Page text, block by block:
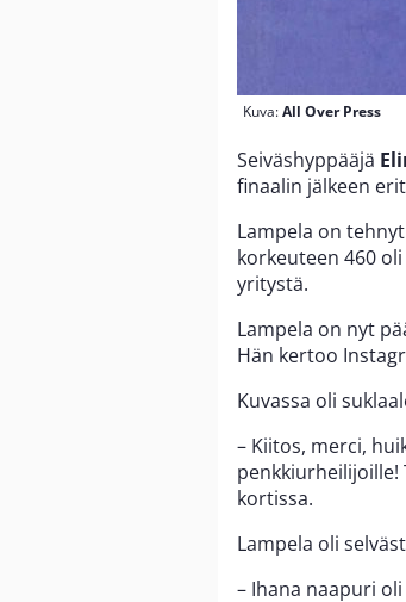
Kuva:All Over Press
Seiväshyppääjä
finaalin jälkeen
Lampela on
korkeuteen 460
yritystä.
Lampela on nyt
Hän kertoo
Kuvassa oli
– Kiitos, merci,
penkkiurheilijoille!
kortissa.
Lampela oli
– Ihana naapuri